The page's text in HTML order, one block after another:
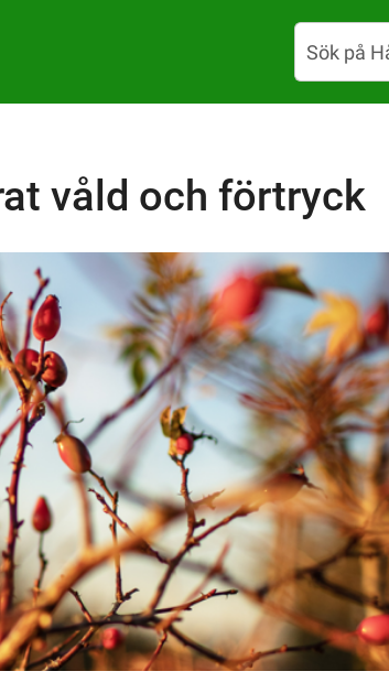
våld och förtryck